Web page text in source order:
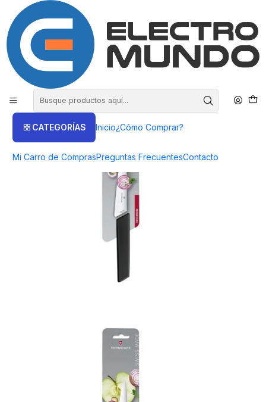
CATEGORÍAS Inicio¿Cómo Comprar?
Mi Carro de ComprasPreguntas FrecuentesContacto
COMPRA HASTA EN 3 CUOTAS SIN INTERES
Inicio Victorinox Cuchillos
Cuchillo Victorinox De Cocina Hoja 15cms . Electromundo